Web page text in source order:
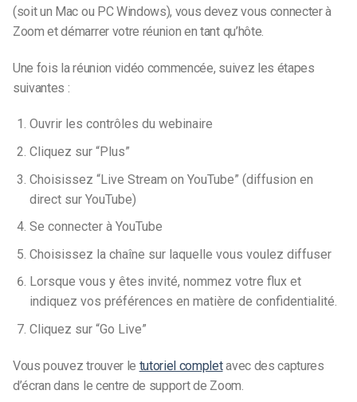
(soit un Mac ou PC Windows), vous devez vous connecter à
Zoom et démarrer votre réunion en tant qu’hôte.
Une fois la réunion vidéo commencée, suivez les étapes
suivantes :
Ouvrir les contrôles du webinaire
Cliquez sur “Plus”
Choisissez “Live Stream on YouTube” (diffusion en
direct sur YouTube)
Se connecter à YouTube
Choisissez la chaîne sur laquelle vous voulez diffuser
Lorsque vous y êtes invité, nommez votre flux et
indiquez vos préférences en matière de confidentialité.
Cliquez sur “Go Live”
Vous pouvez trouver le tutoriel completavec des captures
d’écran dans le centre de support de Zoom.